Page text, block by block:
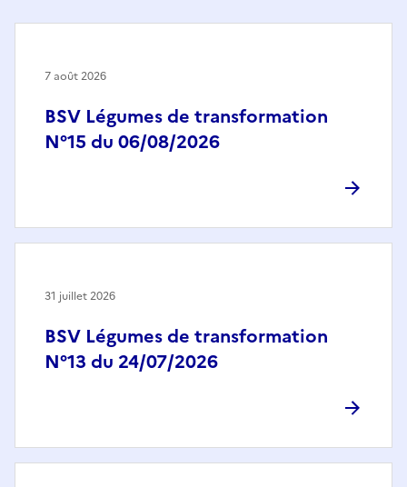
BSV Légumes de transformation
N°15 du 06/08/2026
7 août 2026
BSV Légumes de transformation
N°13 du 24/07/2026
31 juillet 2026